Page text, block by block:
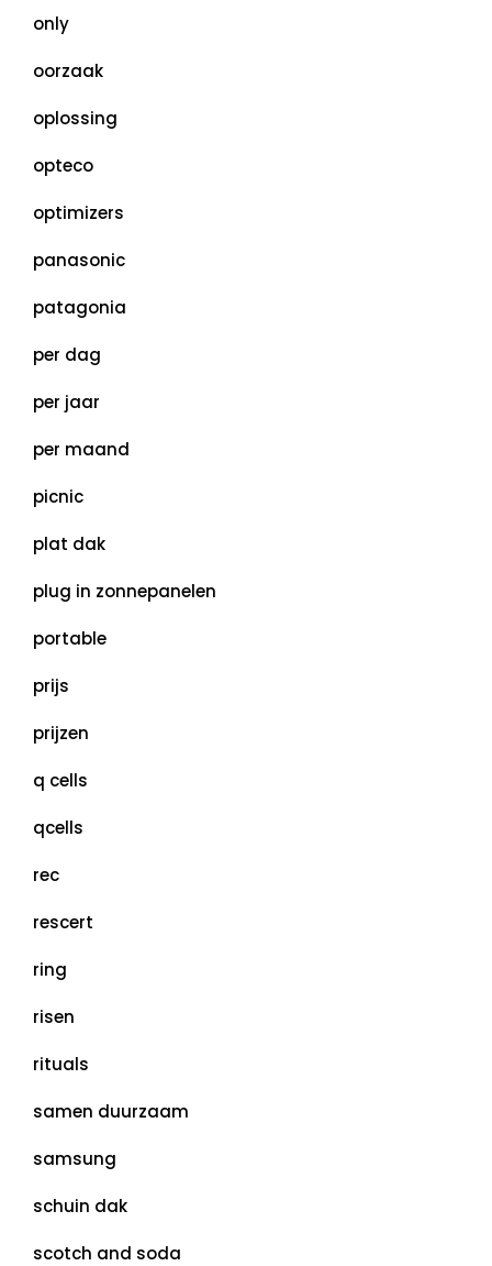
only
oorzaak
oplossing
opteco
optimizers
panasonic
patagonia
per dag
per jaar
per maand
picnic
plat dak
plug in zonnepanelen
portable
prijs
prijzen
q cells
qcells
rec
rescert
ring
risen
rituals
samen duurzaam
samsung
schuin dak
scotch and soda